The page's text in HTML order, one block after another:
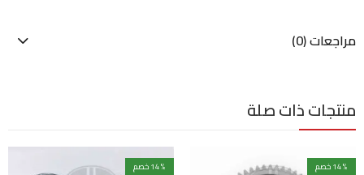
مراجعات (0)
منتجات ذات صلة
14% خصم
14% خصم